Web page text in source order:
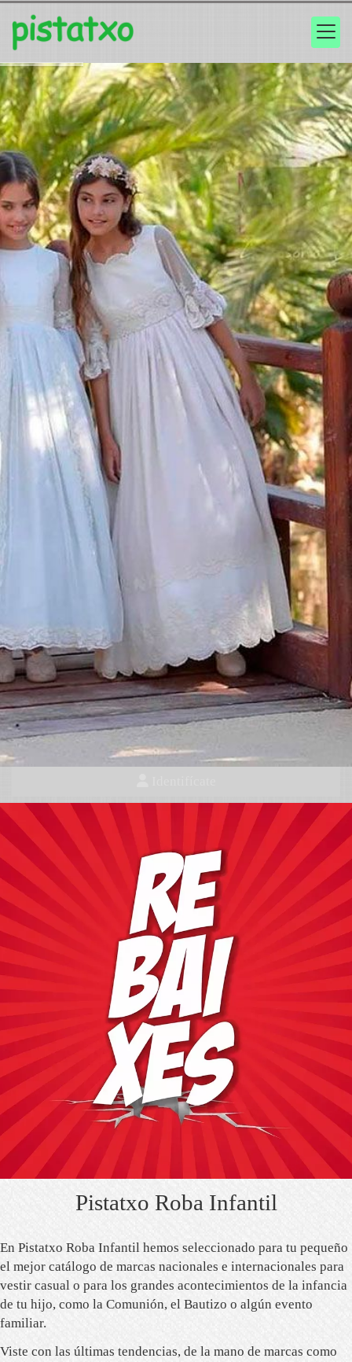
Bautizo y arras
Moda infantil en
Pistatxo Roba Infantil
En Pistatxo Roba Infantil hemos seleccionado para tu pequeño
el mejor catálogo de marcas nacionales e internacionales para
vestir casual o para los grandes acontecimientos de la infancia
de tu hijo, como la Comunión, el Bautizo o algún evento
familiar.
Viste con las últimas tendencias, de la mano de marcas como